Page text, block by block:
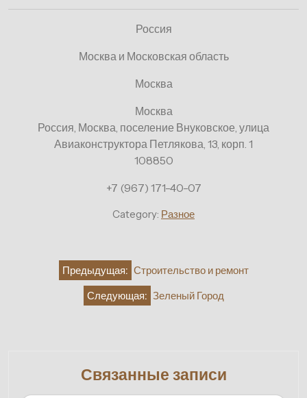
Россия
Москва и Московская область
Москва
Москва
Россия, Москва, поселение Внуковское, улица
Авиаконструктора Петлякова, 13, корп. 1
108850
+7 (967) 171-40-07
Category: Разное
Навигация
Предыдущая: Строительство и ремонт
Следующая: Зеленый Город
Связанные записи